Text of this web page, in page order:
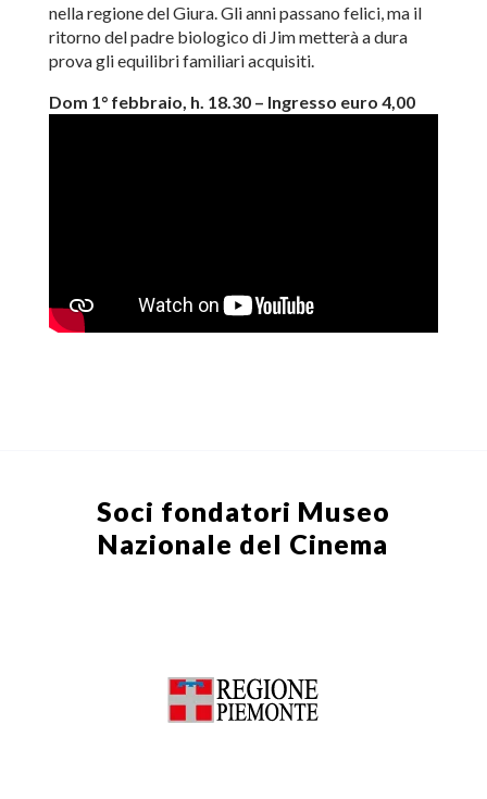
nella regione del Giura. Gli anni passano felici, ma il
ritorno del padre biologico di Jim metterà a dura
prova gli equilibri familiari acquisiti.
Dom 1° febbraio, h. 18.30 – Ingresso euro 4,00
Soci fondatori Museo
Nazionale del Cinema